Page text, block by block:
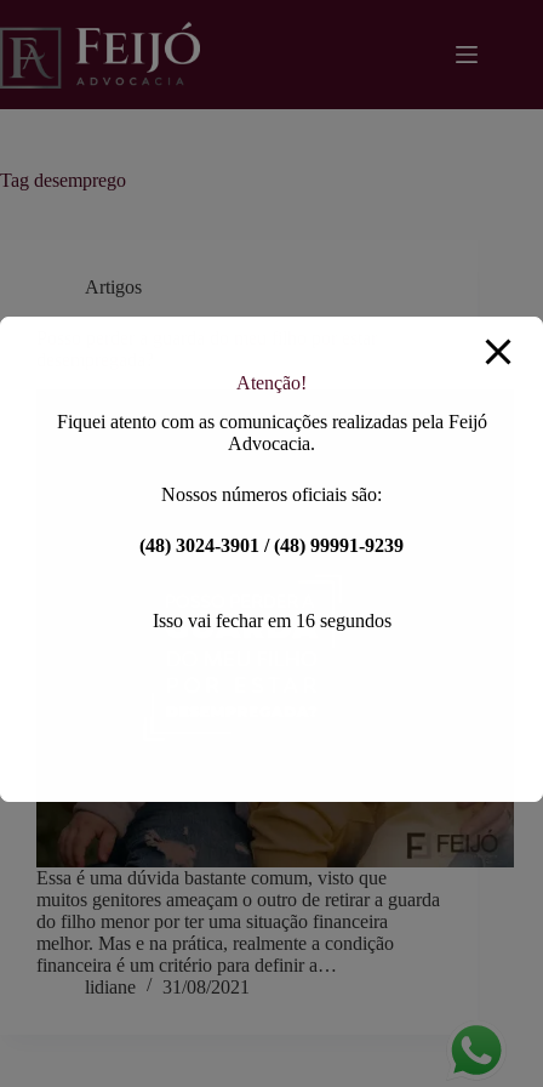
para
conteúdo
Tag desemprego
Artigos
Essa é uma dúvida bastante comum, visto que
muitos genitores ameaçam o outro de retirar a guarda
do filho menor por ter uma situação financeira
melhor. Mas e na prática, realmente a condição
financeira é um critério para definir a…
lidiane
31/08/2021
Atenção!
Fiquei atento com as comunicações realizadas pela Feijó
Advocacia.
Nossos números oficiais são:
(48) 3024-3901 / (48) 99991-9239
Isso vai fechar em 16segundos